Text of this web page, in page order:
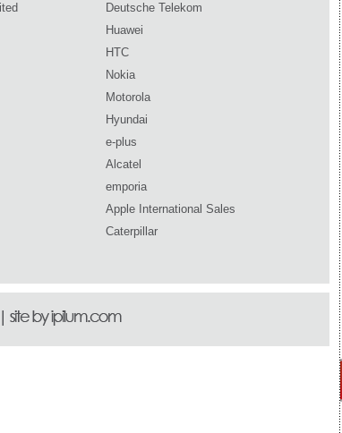
Deutsche Telekom
Huawei
HTC
Nokia
Motorola
Hyundai
e-plus
Alcatel
emporia
Apple International Sales
Caterpillar